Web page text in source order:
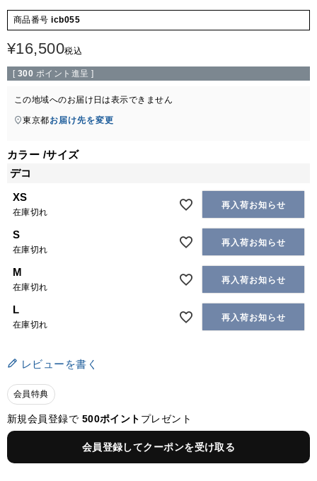
商品番号 icb055
¥16,500税込
[ 300 ポイント進呈 ]
この地域へのお届け日は表示できません
東京都お届け先を変更
カラー サイズ
デコ
XS
在庫切れ
再入荷お知らせ
S
在庫切れ
再入荷お知らせ
M
在庫切れ
再入荷お知らせ
L
在庫切れ
再入荷お知らせ
レビューを書く
会員特典
新規会員登録で 500ポイント プレゼント
会員登録してクーポンを受け取る